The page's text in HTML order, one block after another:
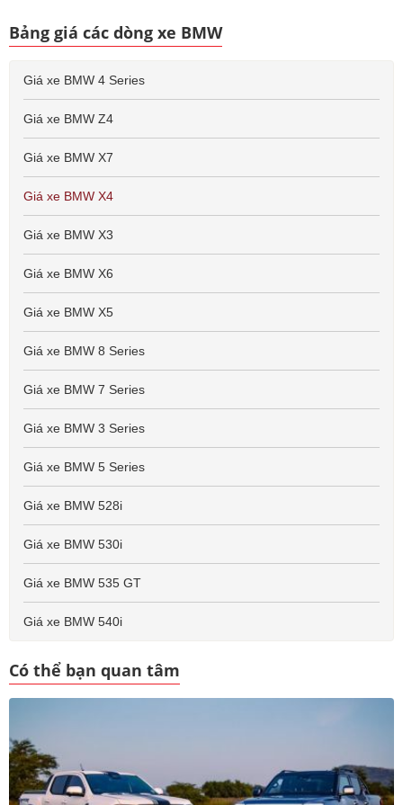
Bảng giá các dòng xe BMW
Giá xe BMW 4 Series
Giá xe BMW Z4
Giá xe BMW X7
Giá xe BMW X4
Giá xe BMW X3
Giá xe BMW X6
Giá xe BMW X5
Giá xe BMW 8 Series
Giá xe BMW 7 Series
Giá xe BMW 3 Series
Giá xe BMW 5 Series
Giá xe BMW 528i
Giá xe BMW 530i
Giá xe BMW 535 GT
Giá xe BMW 540i
Có thể bạn quan tâm